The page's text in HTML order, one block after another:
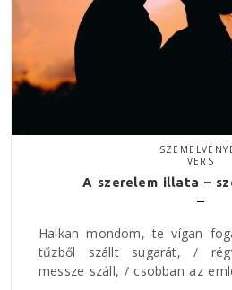
VERS
A szerelem illata –
Halkan mondom, te vígan
tűzből szállt sugarát, /
messze száll, / csobban az